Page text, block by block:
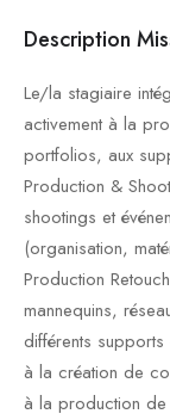
Description
Le/la stagiaire
activement à la
portfolios, aux
Production &
shootings et
(organisation,
Production
mannequins,
différents
à la création de
à la production de